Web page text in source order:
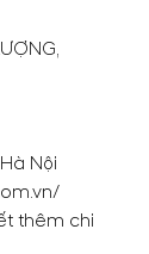
Nội
thêm chi